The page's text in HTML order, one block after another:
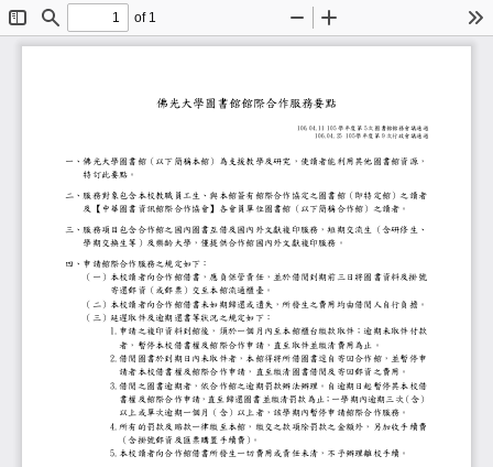
Toggle
Sidebar
Find
of 1
Zoom
Out
In
佛光大學圖書館館際合作服務
要點
106.04.11 105學年度第
5 次圖書館館務會議通過
106.04 .25 105學 年度 第 9 次行政會
議通過
一 、佛光大學圖書館
（ 以下簡稱本館
） 為支援教學及研究
， 使讀者能利用其他圖書
，
特訂此
要點
。
二 、服務對象包含本校教職員工生
、與本館簽有館際合作協定之圖書館
（ 即特定館
） 之讀者
及 【 中華圖書資訊館際合作協會
】 各會員單位圖書館
（ 以下簡稱合作館
） 之讀者
。
三 、服務項目包含合作館之國內圖書互借及國內外文獻
，短期交
流生
（ 含研修生
、
學期交換生等
） 及樂齡大學
，僅提供合作館國內外文獻複印服務
。
四 、 申請館際合作服務之規定如下
：
（ 一 ） 本校讀者向合作館借書
， 應負保管責任
， 並於借閱到期前三日將圖
寄還郵資
（ 或郵票
） 交至本館流通櫃臺
。
（ 二） 本校讀者向合作館借書未如期歸還或遺失
，所發生之費用均由借閱人
。
（ 三） 延遲取件及逾期還書等狀況之規定如下
：
1.申請之複印資料到館後
， 須於一個月內至本館櫃台繳款取件
；逾期未取件付款
者 ， 暫停本校借書權及館際合作申請
， 直至取件並繳清費用為止
。
2.
借閱圖書於到期日內未取件者
， 本館得將所借圖書逕自寄回合作
， 並暫停申
請者本校借書權及館際合作申請
， 直至繳清圖書借閱及寄回郵
。
3.
借閱之圖書逾期者
，依合作館之逾期罰款辦法辦理
。 自逾期日起暫停其本
書權及館際合作申請
， 直至歸還圖書並繳清罰款為止
； 一學期內逾期三次
（ 含 ）
以上或單次逾期一個月
（ 含） 以上者
， 該學期內暫停申請館際合作
。
4.
所有的罰款及賠款一律繳至本館
， 繳交之款項除罰款之金額外
， 另加收手續費
（含掛號郵資及匯票購置手續費
）。
5.本校讀者向合作館借書所發生一切費用或責任
， 不予辦理離校手續
。